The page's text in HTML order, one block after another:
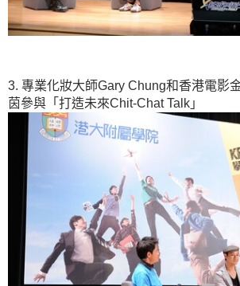
3. 專業化妝大師Gary Chung和香港電影
茵參與「打造未來Chit-Chat Talk」